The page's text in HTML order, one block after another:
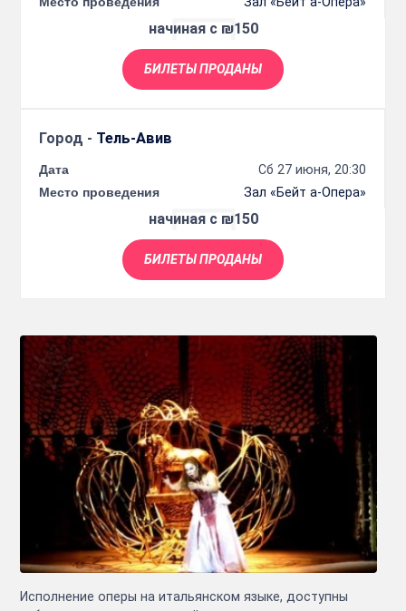
начиная с ₪150
БИЛЕТЫ ПРОДАНЫ
Город - Тель-Авив
Дата
Сб 27 июня, 20:30
Место проведения
Зал «Бейт а-Опера»
начиная с ₪150
БИЛЕТЫ ПРОДАНЫ
Исполнение оперы на итальянском языке, доступны